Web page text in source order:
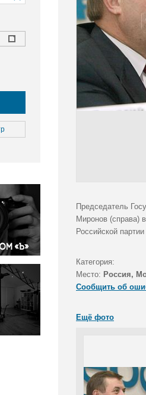
Председатель
Миронов (справа)
Российской
Категория:
Место: Россия,
Сообщить об
Ещё фото